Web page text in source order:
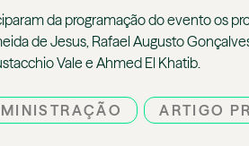
da programação do evento os
de Jesus, Rafael Augusto
Vale e Ahmed El Khatib.
ARTIGO